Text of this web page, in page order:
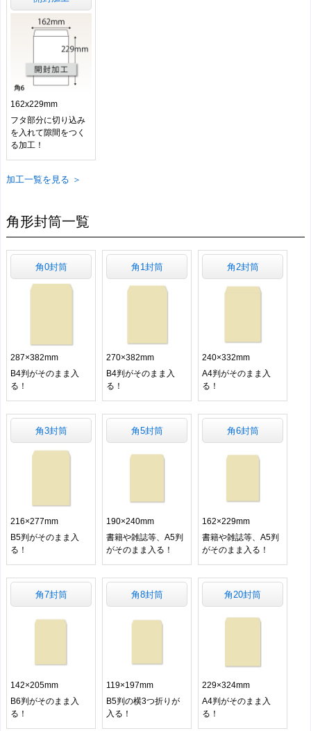
162x229mm
フタ部分に切り込み
を入れて隙間をつく
る加工！
加工一覧を見る ＞
角形封筒一覧
角0封筒
287×382mm
B4判がそのまま入
る！
角1封筒
270×382mm
B4判がそのまま入
る！
角2封筒
240×332mm
A4判がそのまま入
る！
角3封筒
216×277mm
B5判がそのまま入
る！
角5封筒
190×240mm
書籍や雑誌等、A5判
がそのまま入る！
角6封筒
162×229mm
書籍や雑誌等、A5判
がそのまま入る！
角7封筒
142×205mm
B6判がそのまま入
る！
角8封筒
119×197mm
B5判の横3つ折りが
入る！
角20封筒
229×324mm
A4判がそのまま入
る！